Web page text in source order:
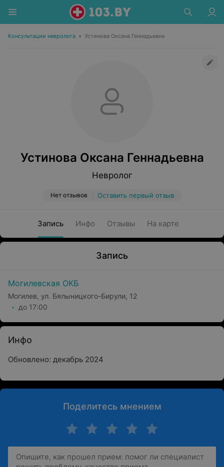
Консультации невролога • Устинова Оксана Геннадьевна
Устинова Оксана Геннадьевна
Невролог
Нет отзывов Оставить первый отзыв
Запись Инфо Отзывы На карте
Запись
Могилевская ОКБ
Могилев, ул. Бялыницкого-Бирули, 12
до 17:00
Инфо
Обновлено: декабрь 2024
Поделитесь мнением